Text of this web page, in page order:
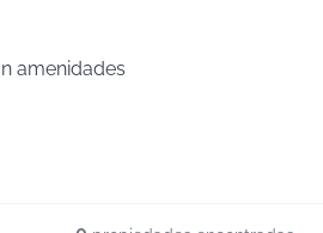
amenidades